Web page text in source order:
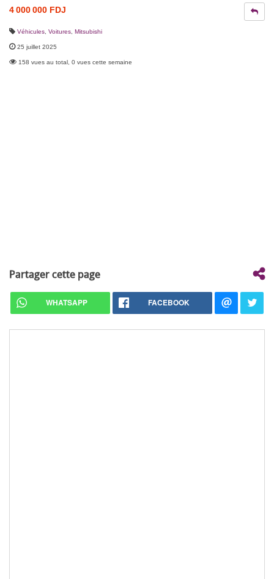
4 000 000 FDJ
Véhicules Voitures Mitsubishi
25 juillet 2025
158 vues au total, 0 vues cette semaine
Partager cette page
WHATSAPP FACEBOOK